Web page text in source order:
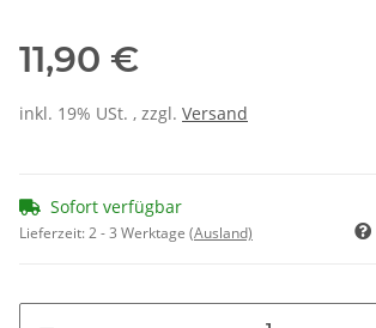
11,90 €
inkl. 19% USt. , zzgl. Versand
Sofort verfügbar
Lieferzeit:2 - 3 Werktage (Ausland)